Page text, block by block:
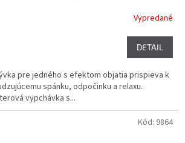
Vypredané
DETAIL
pre jedného s efektom objatia prispieva k
spánku, odpočinku a relaxu.
vypchávka s...
Kód: 9864